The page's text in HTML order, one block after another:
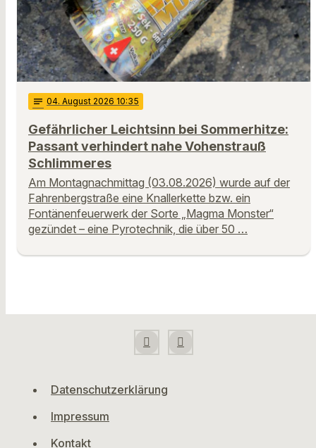
notes 04. August 2026 10:35
Gefährlicher Leichtsinn bei Sommerhitze:
Passant verhindert nahe Vohenstrauß
Schlimmeres
Am Montagnachmittag (03.08.2026) wurde auf der
Fahrenbergstraße eine Knallerkette bzw. ein
Fontänenfeuerwerk der Sorte „Magma Monster“
gezündet – eine Pyrotechnik, die über 50 …
Datenschutzerklärung
Impressum
Kontakt